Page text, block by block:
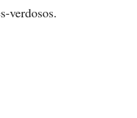
verdosos.